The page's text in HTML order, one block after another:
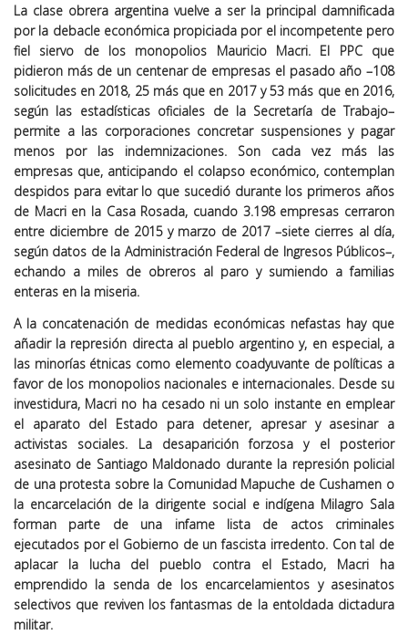
La clase obrera argentina vuelve a ser la principal damnificada
por la debacle económica propiciada por el incompetente pero
fiel siervo de los monopolios Mauricio Macri. El PPC que
pidieron más de un centenar de empresas el pasado año –108
solicitudes en 2018, 25 más que en 2017 y 53 más que en 2016,
según las estadísticas oficiales de la Secretaría de Trabajo–
permite a las corporaciones concretar suspensiones y pagar
menos por las indemnizaciones. Son cada vez más las
empresas que, anticipando el colapso económico, contemplan
despidos para evitar lo que sucedió durante los primeros años
de Macri en la Casa Rosada, cuando 3.198 empresas cerraron
entre diciembre de 2015 y marzo de 2017 –siete cierres al día,
según datos de la Administración Federal de Ingresos Públicos–,
echando a miles de obreros al paro y sumiendo a familias
enteras en la miseria.
A la concatenación de medidas económicas nefastas hay que
añadir la represión directa al pueblo argentino y, en especial, a
las minorías étnicas como elemento coadyuvante de políticas a
favor de los monopolios nacionales e internacionales. Desde su
investidura, Macri no ha cesado ni un solo instante en emplear
el aparato del Estado para detener, apresar y asesinar a
activistas sociales. La desaparición forzosa y el posterior
asesinato de Santiago Maldonado durante la represión policial
de una protesta sobre la Comunidad Mapuche de Cushamen o
la encarcelación de la dirigente social e indígena Milagro Sala
forman parte de una infame lista de actos criminales
ejecutados por el Gobierno de un fascista irredento. Con tal de
aplacar la lucha del pueblo contra el Estado, Macri ha
emprendido la senda de los encarcelamientos y asesinatos
selectivos que reviven los fantasmas de la entoldada dictadura
militar.